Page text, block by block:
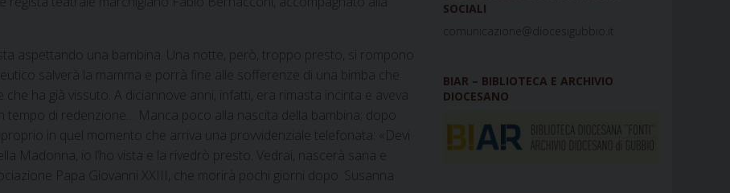
aspettando una bambina. Una notte, però, troppo presto, si rompono
salverà la mamma e porrà fine alle sofferenze di una bimba che
ha già vissuto. A diciannove anni, infatti, era rimasta incinta e aveva
tempo di redenzione… Manca poco alla nascita della bambina; dopo
in quel momento che arriva una provvidenziale telefonata: «Devi
Madonna, io l’ho vista e la rivedrò presto. Vedrai, nascerà sana e
Papa Giovanni XXIII, che morirà pochi giorni dopo. Susanna
SOCIALI
comunicazione@diocesigubbio.it
BIAR – BIBLIOTECA E ARCHIVIO
DIOCESANO